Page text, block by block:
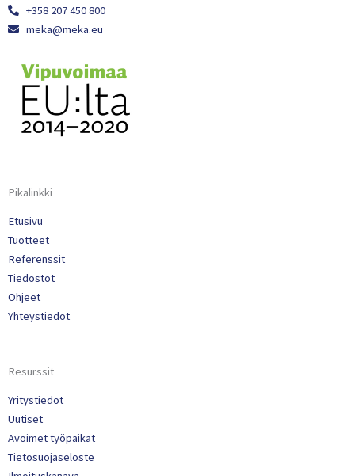
+358 207 450 800
meka@meka.eu
Pikalinkki
Etusivu
Tuotteet
Referenssit
Tiedostot
Ohjeet
Yhteystiedot
Resurssit
Yritystiedot
Uutiset
Avoimet työpaikat
Tietosuojaseloste